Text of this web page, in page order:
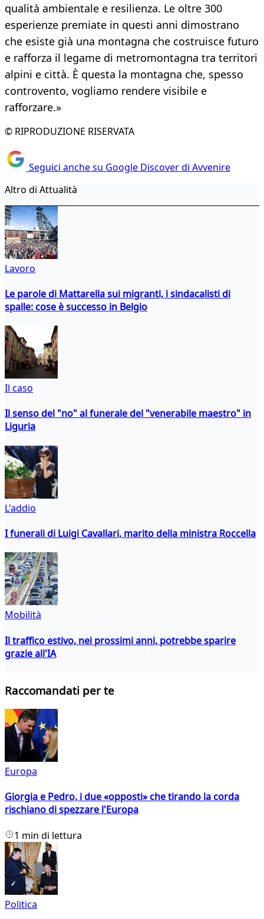
qualità ambientale e resilienza. Le oltre 300
esperienze premiate in questi anni dimostrano
che esiste già una montagna che costruisce futuro
e rafforza il legame di metromontagna tra territori
alpini e città. È questa la montagna che, spesso
controvento, vogliamo rendere visibile e
rafforzare.»
© RIPRODUZIONE RISERVATA
Seguici anche su Google Discover di Avvenire
Altro di Attualità
Lavoro
Le parole di Mattarella sui migranti, i sindacalisti di
spalle: cose è successo in Belgio
Il caso
Il senso del "no" al funerale del "venerabile maestro" in
Liguria
L'addio
I funerali di Luigi Cavallari, marito della ministra Roccella
Mobilità
Il traffico estivo, nei prossimi anni, potrebbe sparire
grazie all'IA
Raccomandati per te
Europa
Giorgia e Pedro, i due «opposti» che tirando la corda
rischiano di spezzare l'Europa
1 min di lettura
Politica